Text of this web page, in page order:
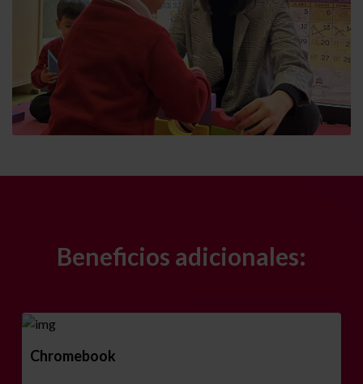
Beneficios adicionales:
Chromebook